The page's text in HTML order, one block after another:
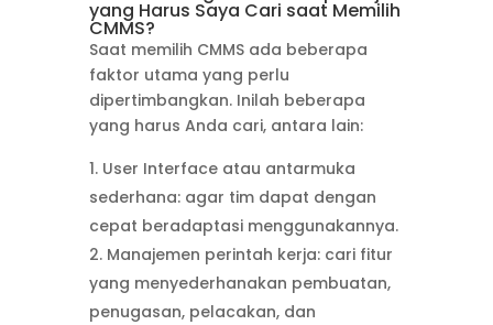
yang Harus Saya Cari saat Memilih
CMMS?
Saat memilih CMMS ada beberapa
faktor utama yang perlu
dipertimbangkan. Inilah beberapa
yang harus Anda cari, antara lain:
User Interface atau antarmuka
sederhana: agar tim dapat dengan
cepat beradaptasi menggunakannya.
Manajemen perintah kerja: cari fitur
yang menyederhanakan pembuatan,
penugasan, pelacakan, dan